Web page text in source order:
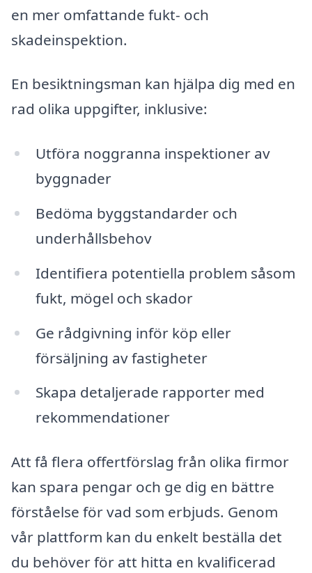
en mer omfattande fukt- och
skadeinspektion.
En besiktningsman kan hjälpa dig med en
rad olika uppgifter, inklusive:
Utföra noggranna inspektioner av
byggnader
Bedöma byggstandarder och
underhållsbehov
Identifiera potentiella problem såsom
fukt, mögel och skador
Ge rådgivning inför köp eller
försäljning av fastigheter
Skapa detaljerade rapporter med
rekommendationer
Att få flera offertförslag från olika firmor
kan spara pengar och ge dig en bättre
förståelse för vad som erbjuds. Genom
vår plattform kan du enkelt beställa det
du behöver för att hitta en kvalificerad